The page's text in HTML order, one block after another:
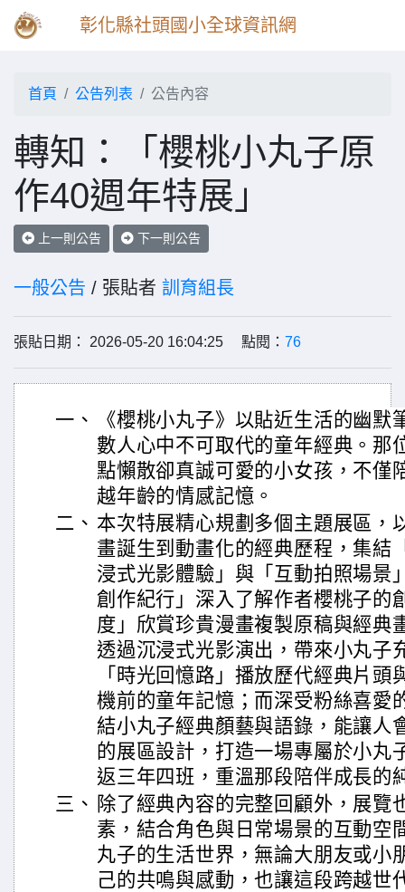
彰化縣社頭國小全球資訊網
首頁 公告列表 公告內容
轉知：「櫻桃小丸子原
作40週年特展」
上一則公告 下一則公告
一般公告 / 張貼者 訓育組長
張貼日期： 2026-05-20 16:04:25 點閱： 76
一、
《櫻桃小丸子》以貼近生活的幽
數人心中不可取代的童年經典。那
點懶散卻真誠可愛的小女孩，不僅
越年齡的情感記憶。
二、 本次特展精心規劃多個主題展區，
畫誕生到動畫化的經典歷程，集結
浸式光影體驗」與「互動拍照場景
創作紀行」深入了解作者櫻桃子的
度」欣賞珍貴漫畫複製原稿與經典
透過沉浸式光影演出，帶來小丸子
「時光回憶路」播放歷代經典片
機前的童年記憶；而深受粉絲喜愛
結小丸子經典顏藝與語錄，能讓人
的展區設計，打造一場專屬於小丸
返三年四班，重溫那段陪伴成長的
三、 除了經典內容的完整回顧外，展覽
素，結合角色與日常場景的互動空
丸子的生活世界，無論大朋友或小
己的共鳴與感動，也讓這段跨越世